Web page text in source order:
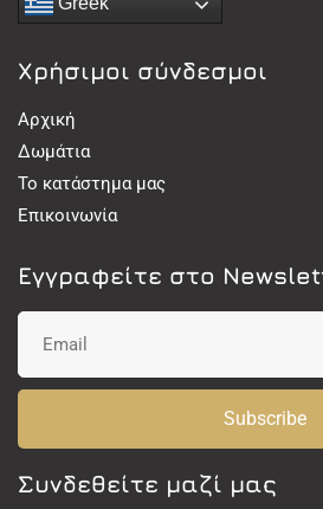
Χρήσιμοι σύνδεσμοι
Αρχική
Δωμάτια
Το κατάστημα μας
Επικοινωνία
Εγγραφείτε στο
Subscribe
Συνδεθείτε μαζί μας